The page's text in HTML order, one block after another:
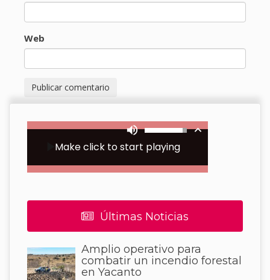
Web
Últimas Noticias
Amplio operativo para
combatir un incendio forestal
en Yacanto